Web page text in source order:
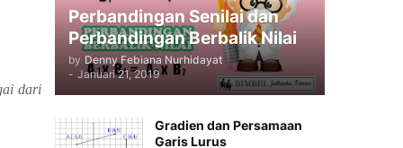
dari
Perbandingan Senilai dan
Perbandingan Berbalik Nilai
by Denny Febiana Nurhidayat
- Januari 21, 2019
Gradien dan Persamaan
Garis Lurus